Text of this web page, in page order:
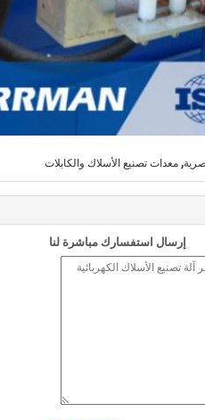
, معدات تصنيع الأسلاك والكابلات
إرسال استفسارك مباشرة لنا